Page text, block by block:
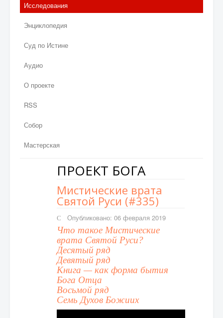
Исследования
Энциклопедия
Суд по Истине
Аудио
О проекте
RSS
Собор
Мастерская
ПРОЕКТ БОГА
Мистические врата
Святой Руси (#335)
Опубликовано: 06 февраля 2019
Что такое Мистические
врата Святой Руси?
Десятый ряд
Девятый ряд
Книга — как форма бытия
Бога Отца
Восьмой ряд
Семь Духов Божиих